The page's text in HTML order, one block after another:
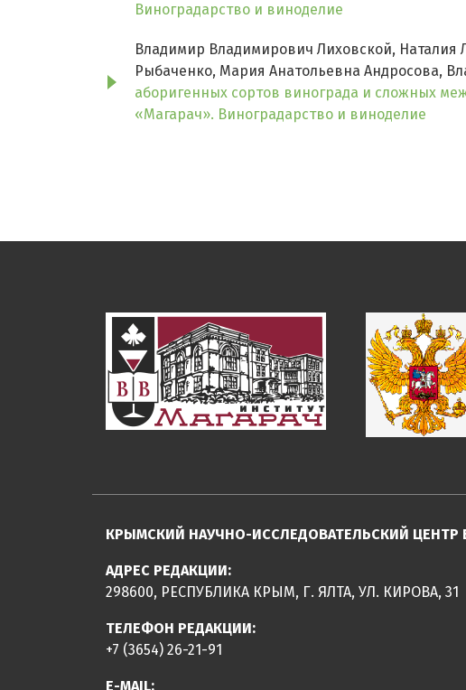
Виноградарство и виноделие
Владимир Владимирович Лиховской, Наталия
Рыбаченко, Мария Анатольевна Андросова,
аборигенных сортов винограда и сложных
«Магарач». Виноградарство и виноделие
КРЫМСКИЙ НАУЧНО-ИССЛЕДОВАТЕЛЬСКИЙ ЦЕНТР
АДРЕС РЕДАКЦИИ:
298600, РЕСПУБЛИКА КРЫМ, Г. ЯЛТА, УЛ. КИРОВА, 31
ТЕЛЕФОН РЕДАКЦИИ:
+7 (3654) 26-21-91
E-MAIL: